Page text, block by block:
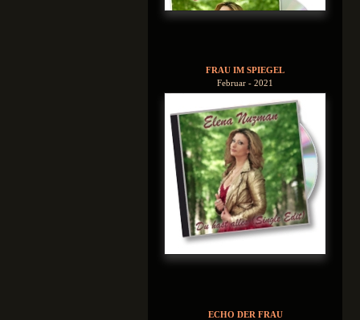
FRAU IM SPIEGEL
Februar - 2021
ECHO DER FRAU